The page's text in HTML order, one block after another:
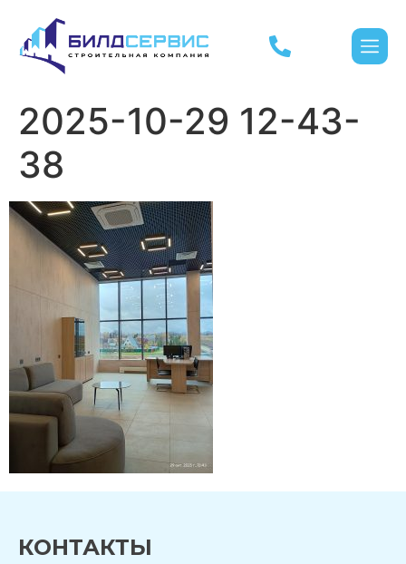
2025-10-29 12-43-
38
КОНТАКТЫ